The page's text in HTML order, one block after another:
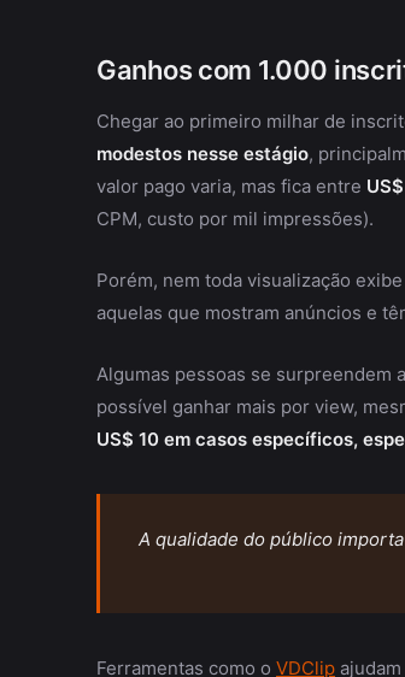
Ganhos com 1.000
Chegar ao primeiro milhar de
modestos nesse estágio,
valor pago varia, mas fica entre
CPM, custo por mil impressões).
Porém, nem toda visualização
aquelas que mostram anúncios e
Algumas pessoas se surpreendem
possível ganhar mais por view,
US$ 10 em casos específicos,
A qualidade do público
Ferramentas como o VDClip